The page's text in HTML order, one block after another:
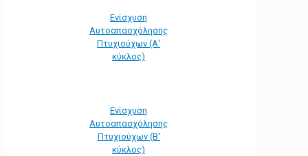
Ενίσχυση
Αυτοαπασχόλησης
Πτυχιούχων (Α'
κύκλος)
Ενίσχυση
Αυτοαπασχόλησης
Πτυχιούχων (Β'
κύκλος)